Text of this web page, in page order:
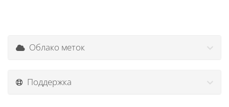
Облако меток
Поддержка